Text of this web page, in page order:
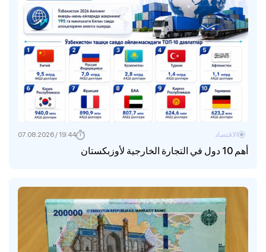
أهم 10 دول في التجارة الخارجية لأوزبكستان
الاقتصاد 19:44 / 07.08.2026